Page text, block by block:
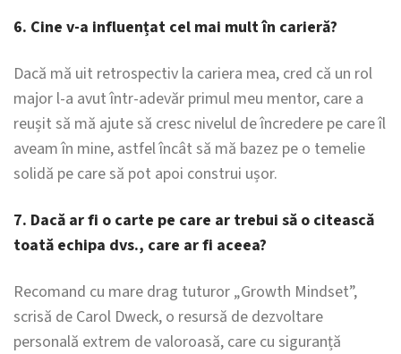
6. Cine v-a influențat cel mai mult în carieră?
Dacă mă uit retrospectiv la cariera mea, cred că un rol
major l-a avut într-adevăr primul meu mentor, care a
reușit să mă ajute să cresc nivelul de încredere pe care îl
aveam în mine, astfel încât să mă bazez pe o temelie
solidă pe care să pot apoi construi ușor.
7. Dacă ar fi o carte pe care ar trebui să o citească
toată echipa dvs., care ar fi aceea?
Recomand cu mare drag tuturor „Growth Mindset”,
scrisă de Carol Dweck, o resursă de dezvoltare
personală extrem de valoroasă, care cu siguranță